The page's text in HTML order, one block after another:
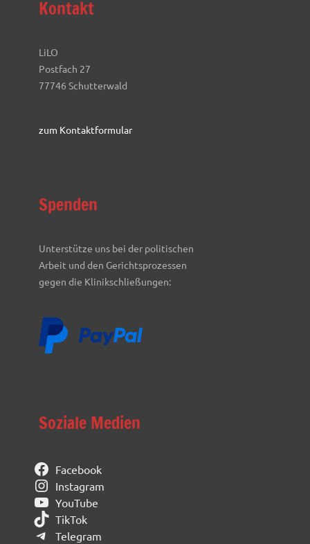
Kontakt
LiLO
Postfach 27
77746 Schutterwald
zum Kontaktformular
Spenden
Unterstütze uns bei der politischen
Arbeit und den Gerichtsprozessen
gegen die Klinikschließungen:
Soziale Medien
Facebook
Instagram
YouTube
TikTok
Telegram